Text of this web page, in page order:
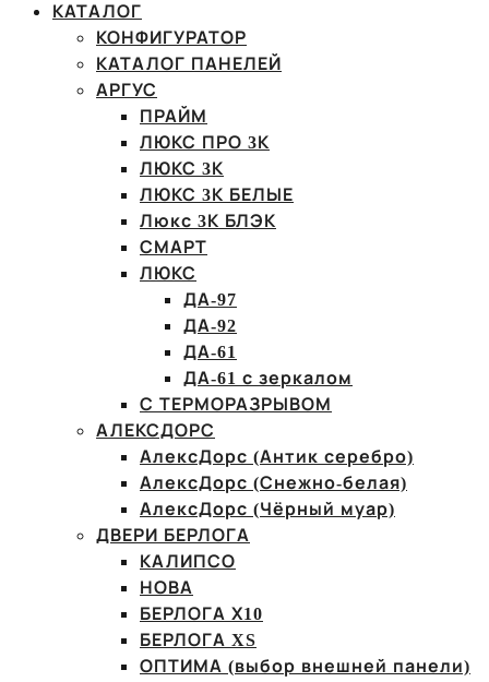
КАТАЛОГ
КОНФИГУРАТОР
КАТАЛОГ ПАНЕЛЕЙ
АРГУС
ПРАЙМ
ЛЮКС ПРО 3К
ЛЮКС 3К
ЛЮКС 3К БЕЛЫЕ
Люкс 3К БЛЭК
СМАРТ
ЛЮКС
ДА-97
ДА-92
ДА-61
ДА-61 с зеркалом
С ТЕРМОРАЗРЫВОМ
АЛЕКСДОРС
АлексДорс (Антик серебро)
АлексДорс (Снежно-белая)
АлексДорс (Чёрный муар)
ДВЕРИ БЕРЛОГА
КАЛИПСО
НОВА
БЕРЛОГА Х10
БЕРЛОГА XS
ОПТИМА (выбор внешней панели)